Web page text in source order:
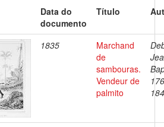
Data do
documento
Título
1835
Marchand
de
sambouras.
Vendeur de
palmito